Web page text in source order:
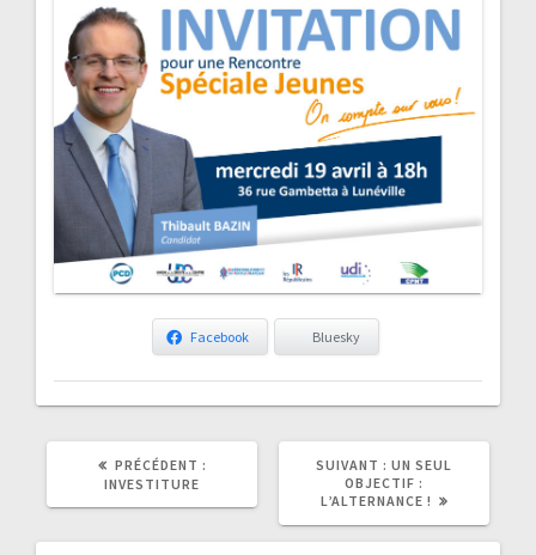
Facebook Bluesky
PRÉCÉDENT :
ARTICLE
PRÉCÉDENT
INVESTITURE
SUIVANT :
ARTICLE
UN SEUL
OBJECTIF :
L’ALTERNANCE !